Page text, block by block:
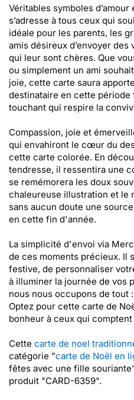
Véritables symboles
s’adresse à tous ceux qui
idéale pour les parents, les
amis désireux d’envoyer
qui leur sont chères. Que
ou simplement un ami
joie, cette carte saura
destinataire en cette
touchant qui respire la
Compassion, joie et
qui envahiront le cœur du
cette carte colorée. En
tendresse, il ressentira une
se remémorera les doux
chaleureuse illustration et le
sans aucun doute une
en cette fin d'année.
La simplicité d'envoi via
de ces moments précieux. Il
festive, de personnaliser
à illuminer la journée de vos
nous nous occupons de tout
Optez pour cette carte de
bonheur à ceux qui
Cette carte de noel
catégorie "carte de Noël en
fêtes avec une fille
produit "CARD-6359".